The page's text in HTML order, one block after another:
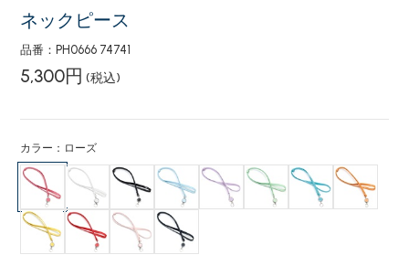
ネックピース
品番：PH0666 74741
5,300円 (税込)
カラー：ローズ